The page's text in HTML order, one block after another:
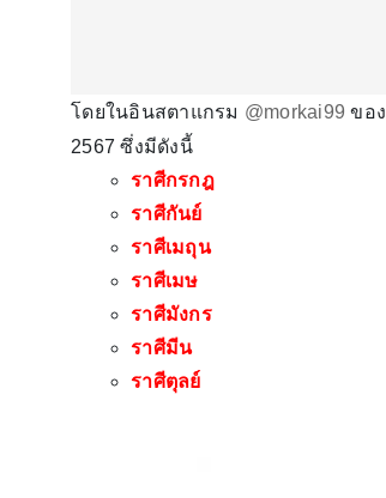
โดยในอินสตาแกรม @morkai99 ขอ
2567 ซึ่งมีดังนี้
ราศีกรกฎ
ราศีกันย์
ราศีเมถุน
ราศีเมษ
ราศีมังกร
ราศีมีน
ราศีตุลย์